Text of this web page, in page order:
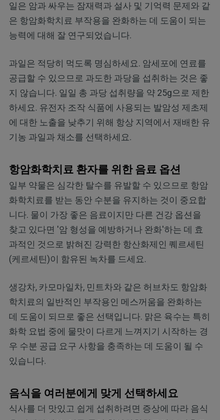
일은 암과 싸우는 잠재력과 설사 및 기억력 문제와 같
은 항암화학치료 부작용을 완화하는 데 도움이 되는
능력에 대해 잘 연구되었습니다.
과일은 적당히 먹도록 명심하세요. 암세포에 연료를
공급할 수 있으므로 과도한 과당을 섭취하는 것은 좋
지 않습니다. 일일 총 과당 섭취량을 약 25g으로 제한
하세요. 유전자 조작 식품에 사용되는 발암성 제초제
에 대한 노출을 낮추기 위해 항상 지역에서 재배한 유
기농 과일과 채소를 선택하세요.
항암화학치료 환자를 위한 음료 옵션
일부 약물은 심각한 탈수를 유발할 수 있으므로 항암
화학치료를 받는 동안 수분을 유지하는 것이 중요합
니다. 물이 가장 좋은 음료이지만 다른 건강 옵션을
찾고 있다면 '암 형성을 예방하거나 완화'하는 데 효
과적인 것으로 밝혀진 강력한 항산화제인 퀘르세틴
(케르세틴)이 함유된 녹차를 드세요.
생강차, 카모마일차, 민트차와 같은 허브차도 항암화
학치료의 일반적인 부작용인 메스꺼움을 완화하는
데 도움이 되므로 좋은 선택입니다. 맑은 육수는 특히
화학 요법 중에 물맛이 다르게 느껴지기 시작하는 경
우 수분 공급 요구 사항을 충족하는 데 도움이 될 수
있습니다.
음식을 여러분에게 맞게 선택하세요
식사를 더 맛있고 쉽게 섭취하려면 증상에 따라 음식